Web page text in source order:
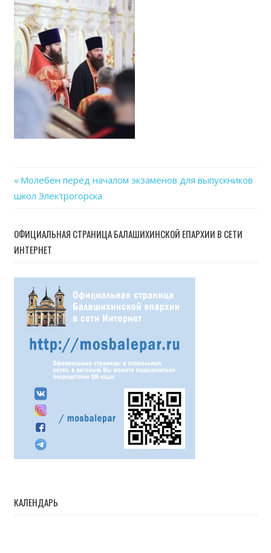
Навигация
записям
Previous
Post:
Молебен перед началом экзаменов для выпускников
школ Электрогорска
ОФИЦИАЛЬНАЯ СТРАНИЦА БАЛАШИХИНСКОЙ ЕПАРХИИ В СЕТИ
ИНТЕРНЕТ
КАЛЕНДАРЬ